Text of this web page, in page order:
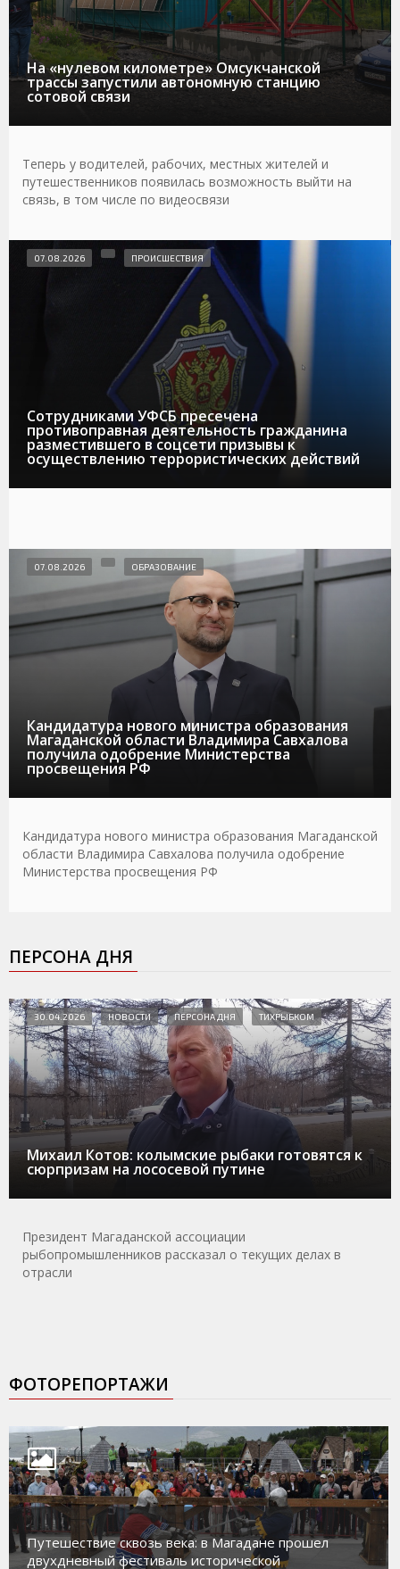
На «нулевом километре» Омсукчанской
трассы запустили автономную станцию
сотовой связи
Теперь у водителей, рабочих, местных жителей и
путешественников появилась возможность выйти на
связь, в том числе по видеосвязи
Сотрудниками УФСБ пресечена
противоправная деятельность гражданина
разместившего в соцсети призывы к
осуществлению террористических действий
07.08.2026 ПРОИСШЕСТВИЯ
Кандидатура нового министра образования
Магаданской области Владимира Савхалова
получила одобрение Министерства
просвещения РФ
07.08.2026 ОБРАЗОВАНИЕ
Кандидатура нового министра образования Магаданской
области Владимира Савхалова получила одобрение
Министерства просвещения РФ
ПЕРСОНА ДНЯ
Михаил Котов: колымские рыбаки готовятся к
сюрпризам на лососевой путине
30.04.2026 НОВОСТИ ПЕРСОНА ДНЯ ТИХРЫБКОМ
Президент Магаданской ассоциации
рыбопромышленников рассказал о текущих делах в
отрасли
ФОТОРЕПОРТАЖИ
Путешествие сквозь века: в Магадане прошел
двухдневный фестиваль исторической